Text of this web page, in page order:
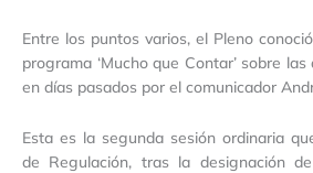
Entre los puntos varios, el Pleno
programa ‘Mucho que Contar’ sobre
en días pasados por el comunicador
Esta es la segunda sesión ordinaria
de Regulación, tras la designación